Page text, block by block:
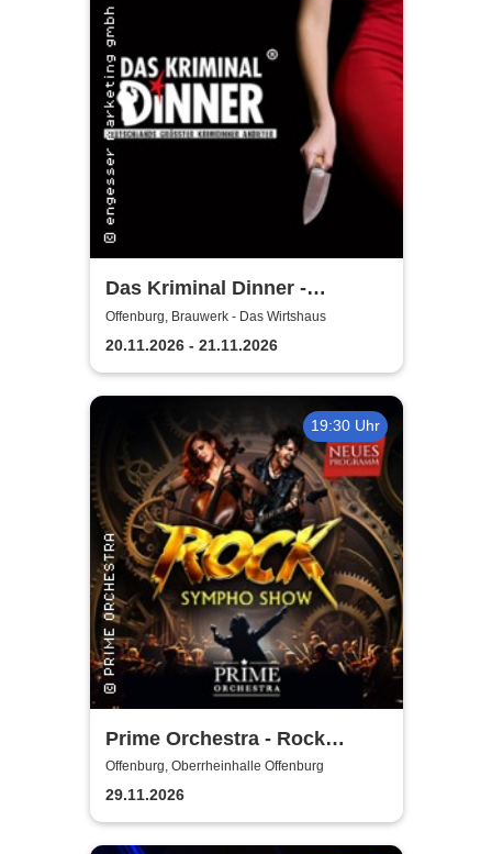
Das Kriminal Dinner -
Testament à la Carte
Offenburg, Brauwerk - Das Wirtshaus
20.11.2026 - 21.11.2026
19:30 Uhr
Prime Orchestra - Rock
Sympho Show
Offenburg, Oberrheinhalle Offenburg
29.11.2026